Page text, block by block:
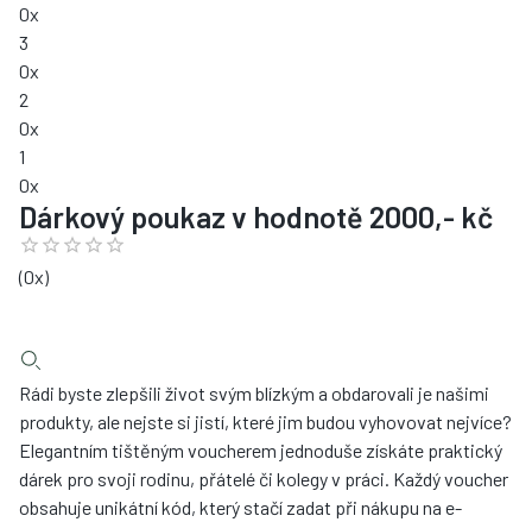
0x
3
0x
2
0x
1
0x
Dárkový poukaz v hodnotě 2000,- kč
(0x)
Rádi byste zlepšili život svým blízkým a obdarovali je našimi
produkty, ale nejste si jistí, které jim budou vyhovovat nejvíce?
Elegantním tištěným voucherem jednoduše získáte praktický
dárek pro svoji rodinu, přátelé či kolegy v práci. Každý voucher
obsahuje unikátní kód, který stačí zadat při nákupu na e-